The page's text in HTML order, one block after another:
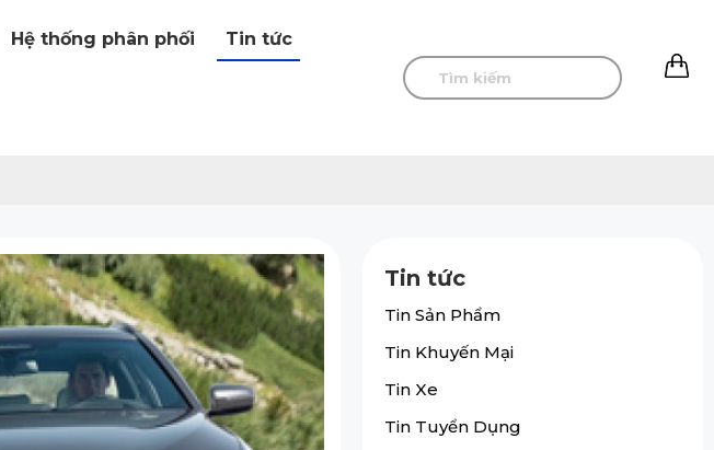
Hệ thống phân phối Tin tức
Tin tức
Tin Sản Phẩm
Tin Khuyến Mại
Tin Xe
Tin Tuyển Dụng